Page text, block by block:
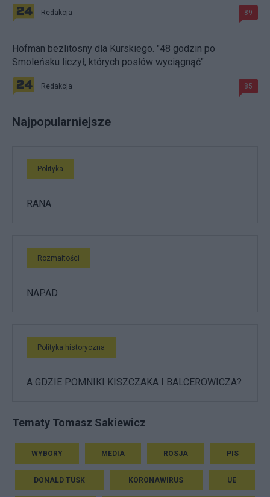
Redakcja 89
Hofman bezlitosny dla Kurskiego. "48 godzin po
Smoleńsku liczył, których posłów wyciągnąć"
Redakcja 85
Najpopularniejsze
Polityka
RANA
Rozmaitości
NAPAD
Polityka historyczna
A GDZIE POMNIKI KISZCZAKA I BALCEROWICZA?
Tematy Tomasz Sakiewicz
WYBORY MEDIA ROSJA PIS
DONALD TUSK KORONAWIRUS UE